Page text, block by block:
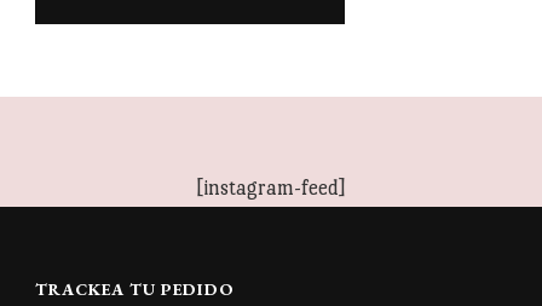
[instagram-feed]
TRACKEA TU PEDIDO